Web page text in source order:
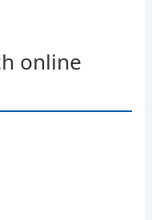
online